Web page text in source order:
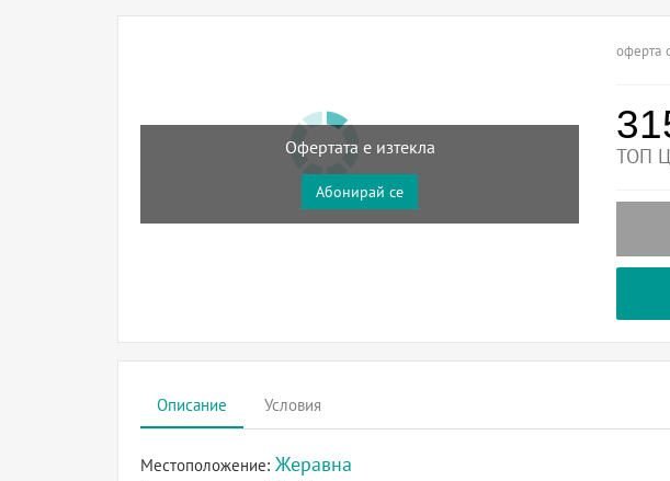
Офертата е изтекла
Абонирай се
оферта
ТОП
Описание Условия
Местоположение: Жеравна